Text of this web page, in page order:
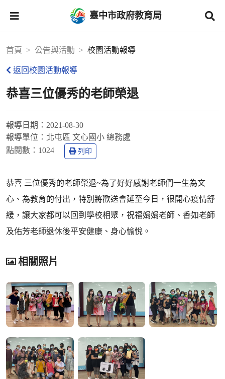
臺中市政府教育局
首頁 公告與活動 校園活動報導
返回校園活動報導
恭喜三位優秀的老師榮退
報導日期： 2021-08-30
報導單位： 北屯區 文心國小 總務處
點閱數： 1024 列印
恭喜 三位優秀的老師榮退~為了好好感謝老師們一生為文
心、為教育的付出，特別將歡送會延至今日，很開心疫情舒
緩，讓大家都可以回到學校相聚，祝福娟娟老師、香如老師
及佑芳老師退休後平安健康、身心愉悅。
相關照片